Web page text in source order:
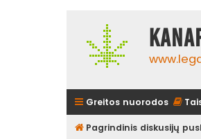
Greitos nuorodos
Pagrindinis diskusijų